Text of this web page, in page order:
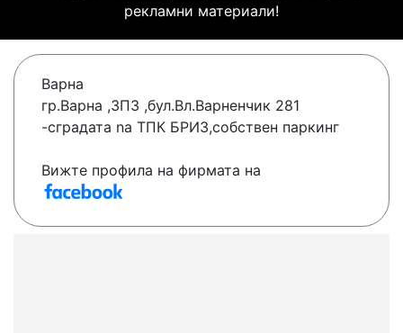
рекламни материали!
Варна
гр.Варна ,ЗПЗ ,бул.Вл.Варненчик 281
-сградатa na ТПК БРИЗ,собствен паркинг
Вижте профила на фирмата на